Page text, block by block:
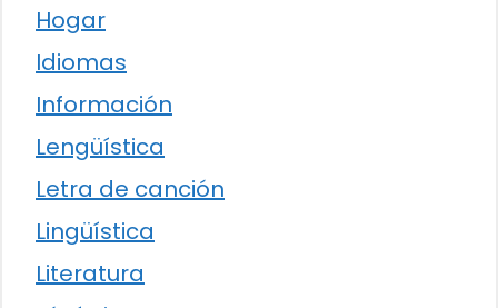
Hogar
Idiomas
Información
Lengüística
Letra de canción
Lingüística
Literatura